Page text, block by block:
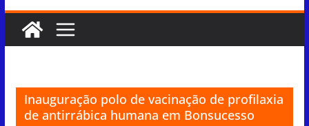
Inauguração polo de vacinação de profilaxia
de antirrábica humana em Bonsucesso